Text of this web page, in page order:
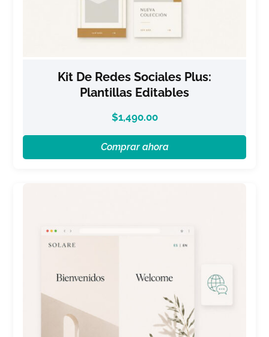
Kit De Redes Sociales Plus:
Plantillas Editables
$1,490.00
Comprar ahora